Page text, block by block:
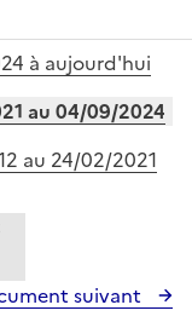
à aujourd'hui
au 04/09/2024
au 24/02/2021
suivant